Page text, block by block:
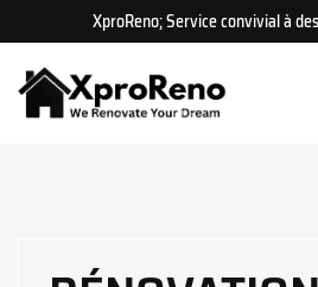
XproReno; Service convivial à